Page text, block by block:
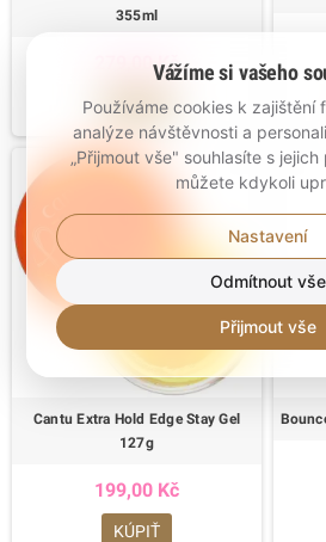
355ml
279,00 Kč
KÚPIŤ
Cantu Extra Hold Edge Stay Gel
127g
199,00 Kč
KÚPIŤ
Vážíme si vašeho
Používáme cookies k zajištění
analýze návštěvnosti a
„Přijmout vše" souhlasíte s
můžete kdykoli
Nastavení
Odmítnout vše
Přijmout vše